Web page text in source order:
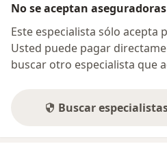
No se aceptan aseguradoras
Este especialista sólo acepta
Usted puede pagar
buscar otro especialista que
Buscar